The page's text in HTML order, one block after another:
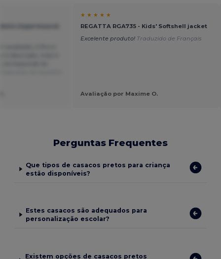
★ ★ ★ ★ ★
REGATTA RGA735 - Kids' Softshell jacket
Excelente produto! Traduzido de Français
Avaliação por Maxime O.
Perguntas Frequentes
Que tipos de casacos pretos para criança
estão disponíveis?
Estes casacos são adequados para
personalização escolar?
Existem opções de casacos pretos